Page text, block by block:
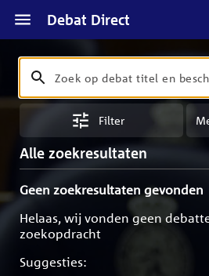
Debat Direct
Zoeken
Zoek
op
en
beschrijving
Filter
op
Alle zoekresultaten
Geen zoekresultaten gevonden
Helaas, wij vonden geen
zoekopdracht
Suggesties: